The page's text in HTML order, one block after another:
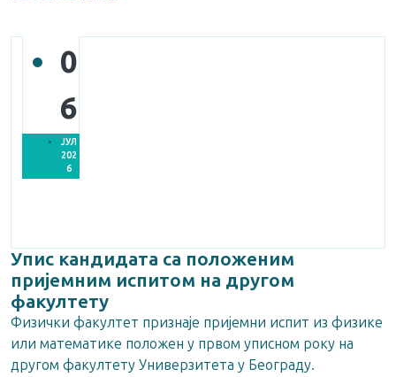
0
6
ЈУЛ
202
6
Упис кандидата са положеним
пријемним испитом на другом
факултету
Физички факултет признаје пријемни испит из физике
или математике положен у првом уписном року на
другом факултету Универзитета у Београду.